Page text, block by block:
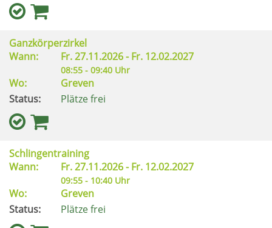
Ganzkörperzirkel
Wann:
Fr.27.11.2026 -Fr. 12.02.2027
08:55 - 09:40 Uhr
Wo:
Greven
Status:
Plätze frei
Schlingentraining
Wann:
Fr.27.11.2026 -Fr. 12.02.2027
09:55 - 10:40 Uhr
Wo:
Greven
Status:
Plätze frei